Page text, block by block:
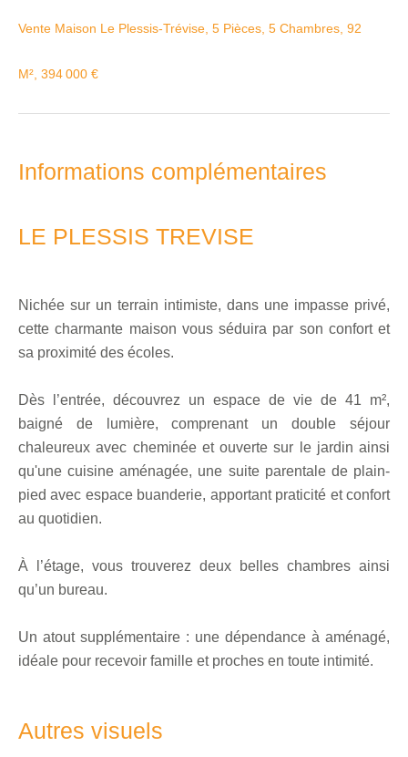
Vente Maison Le Plessis-Trévise, 5 Pièces, 5 Chambres, 92
M², 394 000 €
Informations complémentaires
LE PLESSIS TREVISE
Nichée sur un terrain intimiste, dans une impasse privé,
cette charmante maison vous séduira par son confort et
sa proximité des écoles.
Dès l’entrée, découvrez un espace de vie de 41 m²,
baigné de lumière, comprenant un double séjour
chaleureux avec cheminée et ouverte sur le jardin ainsi
qu'une cuisine aménagée, une suite parentale de plain-
pied avec espace buanderie, apportant praticité et confort
au quotidien.
À l’étage, vous trouverez deux belles chambres ainsi
qu’un bureau.
Un atout supplémentaire : une dépendance à aménagé,
idéale pour recevoir famille et proches en toute intimité.
Autres visuels